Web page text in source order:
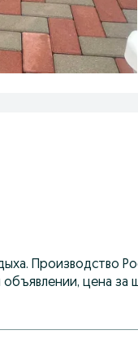
Производство
цена за